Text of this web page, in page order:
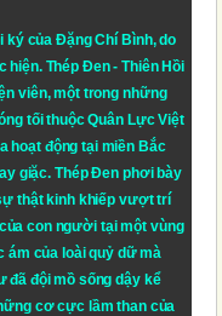
ký của Đặng Chí Bình, do
hiện. Thép Đen- Thiên Hồi
viên, một trong những
tối thuộc Quân Lực Việt
hoạt động tại miền Bắc
giặc. Thép Đen phơi bày
thật kinh khiếp vượt trí
con người tại một vùng
ám của loài quỷ dữ mà
đã đội mồ sống dậy kể
cơ cực lầm than của